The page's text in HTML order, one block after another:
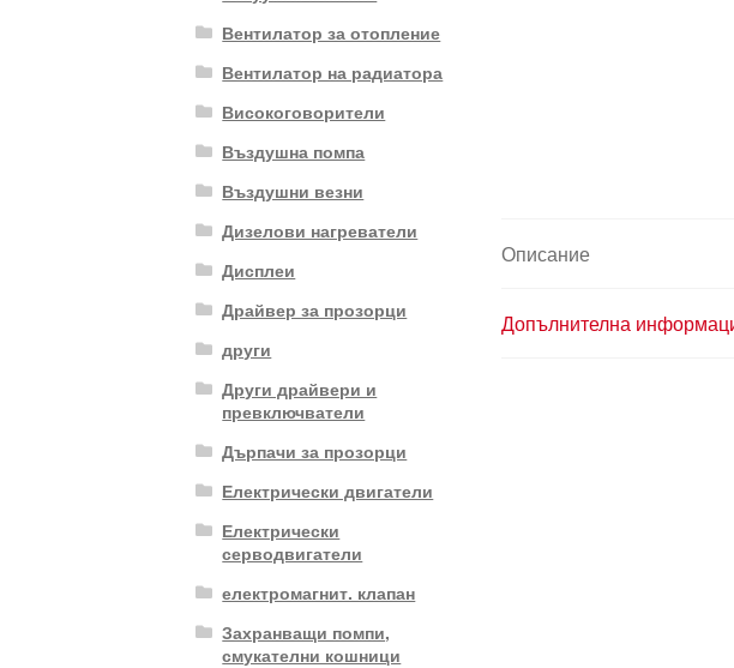
Описание
Допълнителна
Вентилатор за отопление
Вентилатор на радиатора
Високоговорители
Въздушна помпа
Въздушни везни
Дизелови нагреватели
Дисплеи
Драйвер за прозорци
други
Други драйвери и
превключватели
Дърпачи за прозорци
Електрически двигатели
Електрически
серводвигатели
електромагнит. клапан
Захранващи помпи,
смукателни кошници